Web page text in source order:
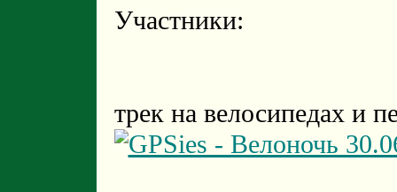
Участники:
трек на велосипедах и